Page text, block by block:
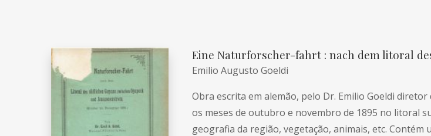
Eine Naturforscher-fahrt : nach dem litoral
Emilio Augusto Goeldi
Obra escrita em alemão, pelo Dr. Emilio Goeldi
os meses de outubro e novembro de 1895 no litoral
geografia da região, vegetação, animais, etc. Contém